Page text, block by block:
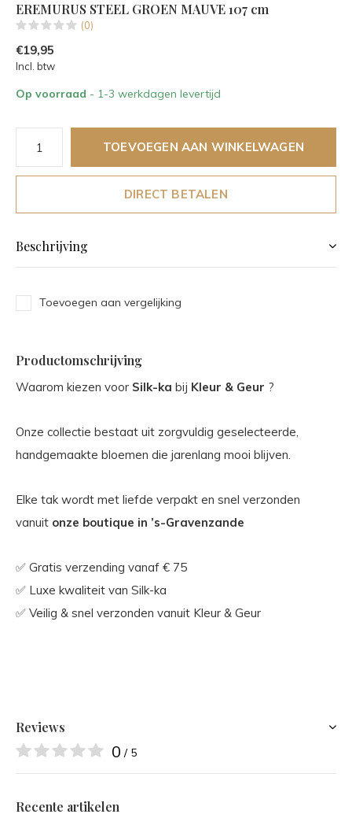
EREMURUS STEEL GROEN MAUVE 107 cm
(0)
€19,95
Incl. btw
Op voorraad - 1-3 werkdagen levertijd
TOEVOEGEN AAN WINKELWAGEN
DIRECT BETALEN
Beschrijving
Toevoegen aan vergelijking
Productomschrijving
Waarom kiezen voor Silk-ka bij Kleur & Geur ?
Onze collectie bestaat uit zorgvuldig geselecteerde,
handgemaakte bloemen die jarenlang mooi blijven.
Elke tak wordt met liefde verpakt en snel verzonden
vanuit onze boutique in ’s-Gravenzande
✅ Gratis verzending vanaf € 75
✅ Luxe kwaliteit van Silk-ka
✅ Veilig & snel verzonden vanuit Kleur & Geur
Reviews
0 / 5
Recente artikelen